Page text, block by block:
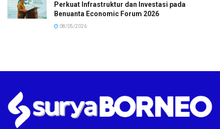
Perkuat Infrastruktur dan Investasi pada
Benuanta Economic Forum 2026
08/05/2026